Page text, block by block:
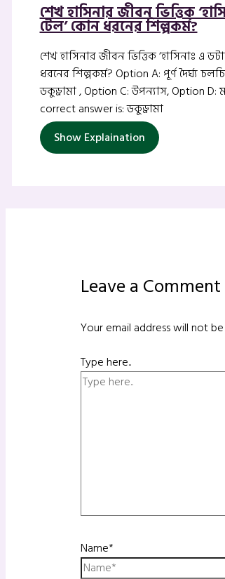
শেখ হাসিনার জীবন ভিত্তিক
টেল’ কোন ধরনের শিল্পকর্ম?
শেখ হাসিনার জীবন ভিত্তিক ‘হাসিনাঃ এ
ধরনের শিল্পকর্ম? Option A: পূর্ণ দৈর্ঘ্য
ডকুড্রামা , Option C: উপন্যাস, Option D:
correct answer is: ডকুড্রামা
Show Explaination
Leave a Comment
Your email address will not
Type here..
Name*